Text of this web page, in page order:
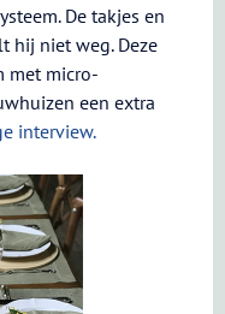
De takjes en
hij niet weg. Deze
met micro-
een extra
interview.